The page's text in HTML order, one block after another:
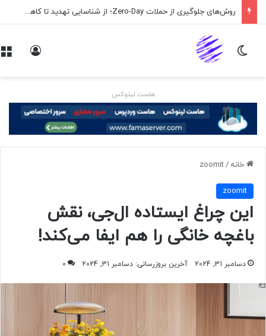
روش‌های جلوگیری از حملات Zero-Day؛ از شناسایی تهدید تا کاهش ریسک
تغییر پوسته
هاست لینوکس
خانه /
zoomit
zoomit
این چراغ ایستاده ال‌جی، نقش
باغچه خانگی را هم ایفا می‌کند!
دسامبر 31, 2024 آخرین بروزرسانی: دسامبر 31, 2024 0